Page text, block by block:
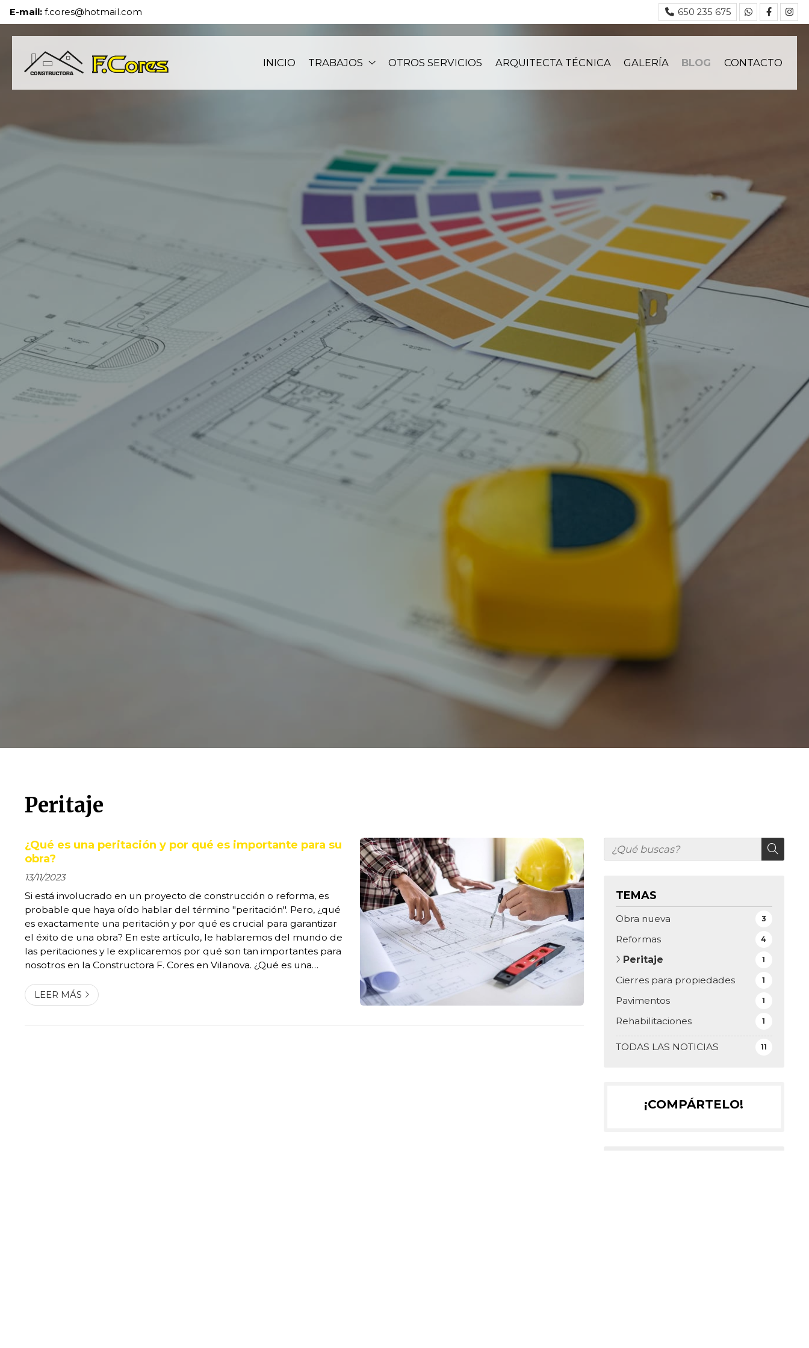
E-mail: f.cores@hotmail.com 650 235 675
INICIO TRABAJOS OTROS SERVICIOS ARQUITECTA TÉCNICA GALERÍA BLOG CONTACTO
Peritaje
TEMAS
TODAS LAS NOTICIAS 11
Obra nueva 3
Reformas 4
Peritaje 1
Cierres para propiedades 1
Pavimentos 1
Rehabilitaciones 1
¿Qué es una peritación y por qué es importante para su
obra?
13/11/2023
Si está involucrado en un proyecto de construcción o reforma, es
probable que haya oído hablar del término "peritación". Pero, ¿qué
es exactamente una peritación y por qué es crucial para garantizar
el éxito de una obra? En este artículo, le hablaremos del mundo de
las peritaciones y le explicaremos por qué son tan importantes para
nosotros en la Constructora F. Cores en Vilanova. ¿Qué es una
técnico realizado por un profesional...
LEER MÁS
¡COMPÁRTELO!